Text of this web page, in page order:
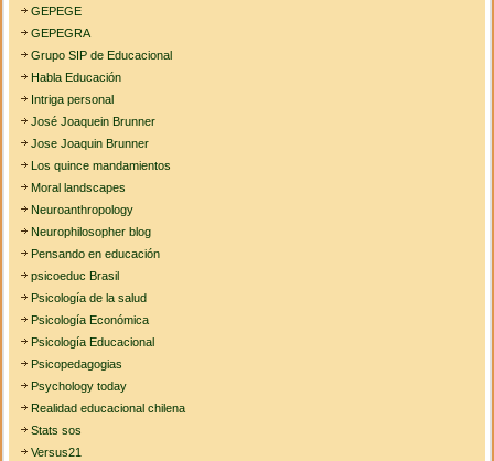
GEPEGE
GEPEGRA
Grupo SIP de Educacional
Habla Educación
Intriga personal
José Joaquein Brunner
Jose Joaquin Brunner
Los quince mandamientos
Moral landscapes
Neuroanthropology
Neurophilosopher blog
Pensando en educación
psicoeduc Brasil
Psicología de la salud
Psicología Económica
Psicología Educacional
Psicopedagogias
Psychology today
Realidad educacional chilena
Stats sos
Versus21